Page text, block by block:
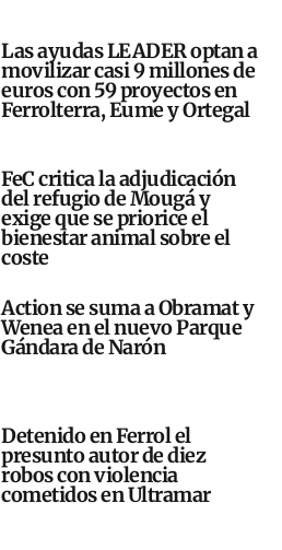
Las ayudas LEADER optan a
movilizar casi 9 millones de
euros con 59 proyectos en
Ferrolterra, Eume y Ortegal
FeC critica la adjudicación
del refugio de Mougá y
exige que se priorice el
bienestar animal sobre el
coste
Action se suma a Obramat y
Wenea en el nuevo Parque
Gándara de Narón
Detenido en Ferrol el
presunto autor de diez
robos con violencia
cometidos en Ultramar